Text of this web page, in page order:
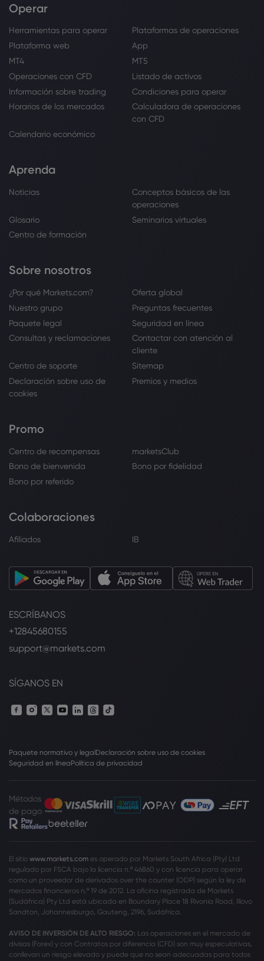
Operar
Herramientas para operar
Plataformas de operaciones
Plataforma web
App
MT4
MT5
Operaciones con CFD
Listado de activos
Información sobre trading
Condiciones para operar
Horarios de los mercados
Calculadora de operaciones
con CFD
Calendario económico
Aprenda
Noticias
Conceptos básicos de las
operaciones
Glosario
Seminarios virtuales
Centro de formación
Sobre nosotros
¿Por qué Markets.com?
Oferta global
Nuestro grupo
Preguntas frecuentes
Paquete legal
Seguridad en línea
Consultas y reclamaciones
Contactar con atención al
cliente
Centro de soporte
Sitemap
Declaración sobre uso de
cookies
Premios y medios
Promo
Centro de recompensas
marketsClub
Bono de bienvenida
Bono por fidelidad
Bono por referido
Colaboraciones
Afiliados IB
ESCRÍBANOS
+12845680155
support@markets.com
SÍGANOS EN
Paquete normativo y legalDeclaración sobre uso de cookies
Seguridad en líneaPolítica de privacidad
Métodos
de pago
El sitio www.markets.com es operado por Markets South Africa (Pty) Ltd
regulado por FSCA bajo la licencia n.º 46860 y con licencia para operar
como un proveedor de derivados over the counter (ODP) según la ley de
mercados financieros n.º 19 de 2012. La oficina registrada de Markets
(Sudáfrica) Pty Ltd está ubicada en Boundary Place 18 Rivonia Road, Illovo
Sandton, Johannesburgo, Gauteng, 2196, Sudáfrica.
AVISO DE INVERSIÓN DE ALTO RIESGO: Las operaciones en el mercado de
divisas (Forex) y con Contratos por diferencia (CFD) son muy especulativas,
conllevan un riesgo elevado y puede que no sean adecuadas para todos